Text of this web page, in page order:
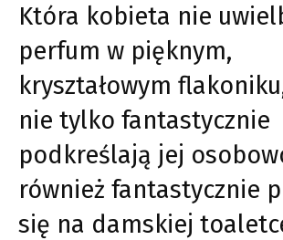
Która kobieta nie
perfum w pięknym,
kryształowym
nie tylko fantastycznie
podkreślają jej
również fantastycznie
się na damskiej